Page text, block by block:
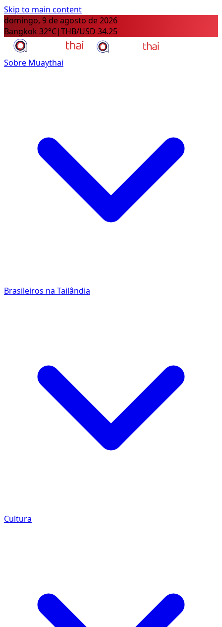
Skip to main content
domingo, 9 de agosto de 2026
Bangkok 32°C|THB/USD 34.25
Sobre Muaythai
Brasileiros na Tailândia
Cultura